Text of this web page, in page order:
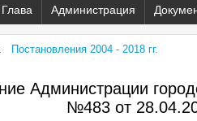
Глава Администрация
Постановления 2004 - 2018 гг.
Администрации
№483 от